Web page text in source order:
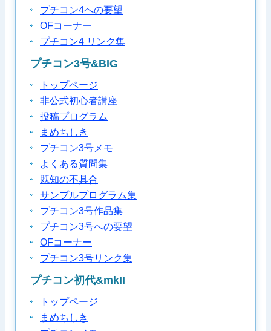
プチコン4への要望
OFコーナー
プチコン4 リンク集
プチコン3号&BIG
トップページ
非公式初心者講座
投稿プログラム
まめちしき
プチコン3号メモ
よくある質問集
既知の不具合
サンプルプログラム集
プチコン3号作品集
プチコン3号への要望
OFコーナー
プチコン3号リンク集
プチコン初代&mkII
トップページ
まめちしき